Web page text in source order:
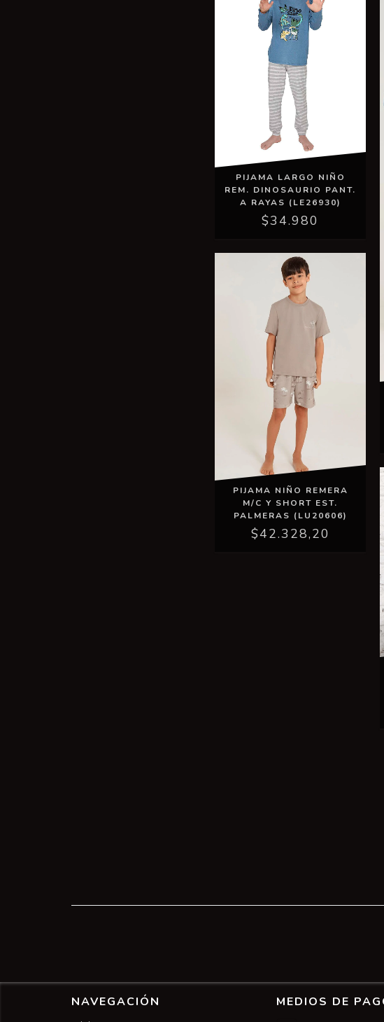
PIJAMA LARGO NIÑO
REM. DINOSAURIO PANT.
A RAYAS (LE26930)
$34.980
PIJAMA NIÑO REMERA
M/C Y SHORT EST.
PALMERAS (LU20606)
$42.328,20
NAVEGACIÓN MEDIOS DE